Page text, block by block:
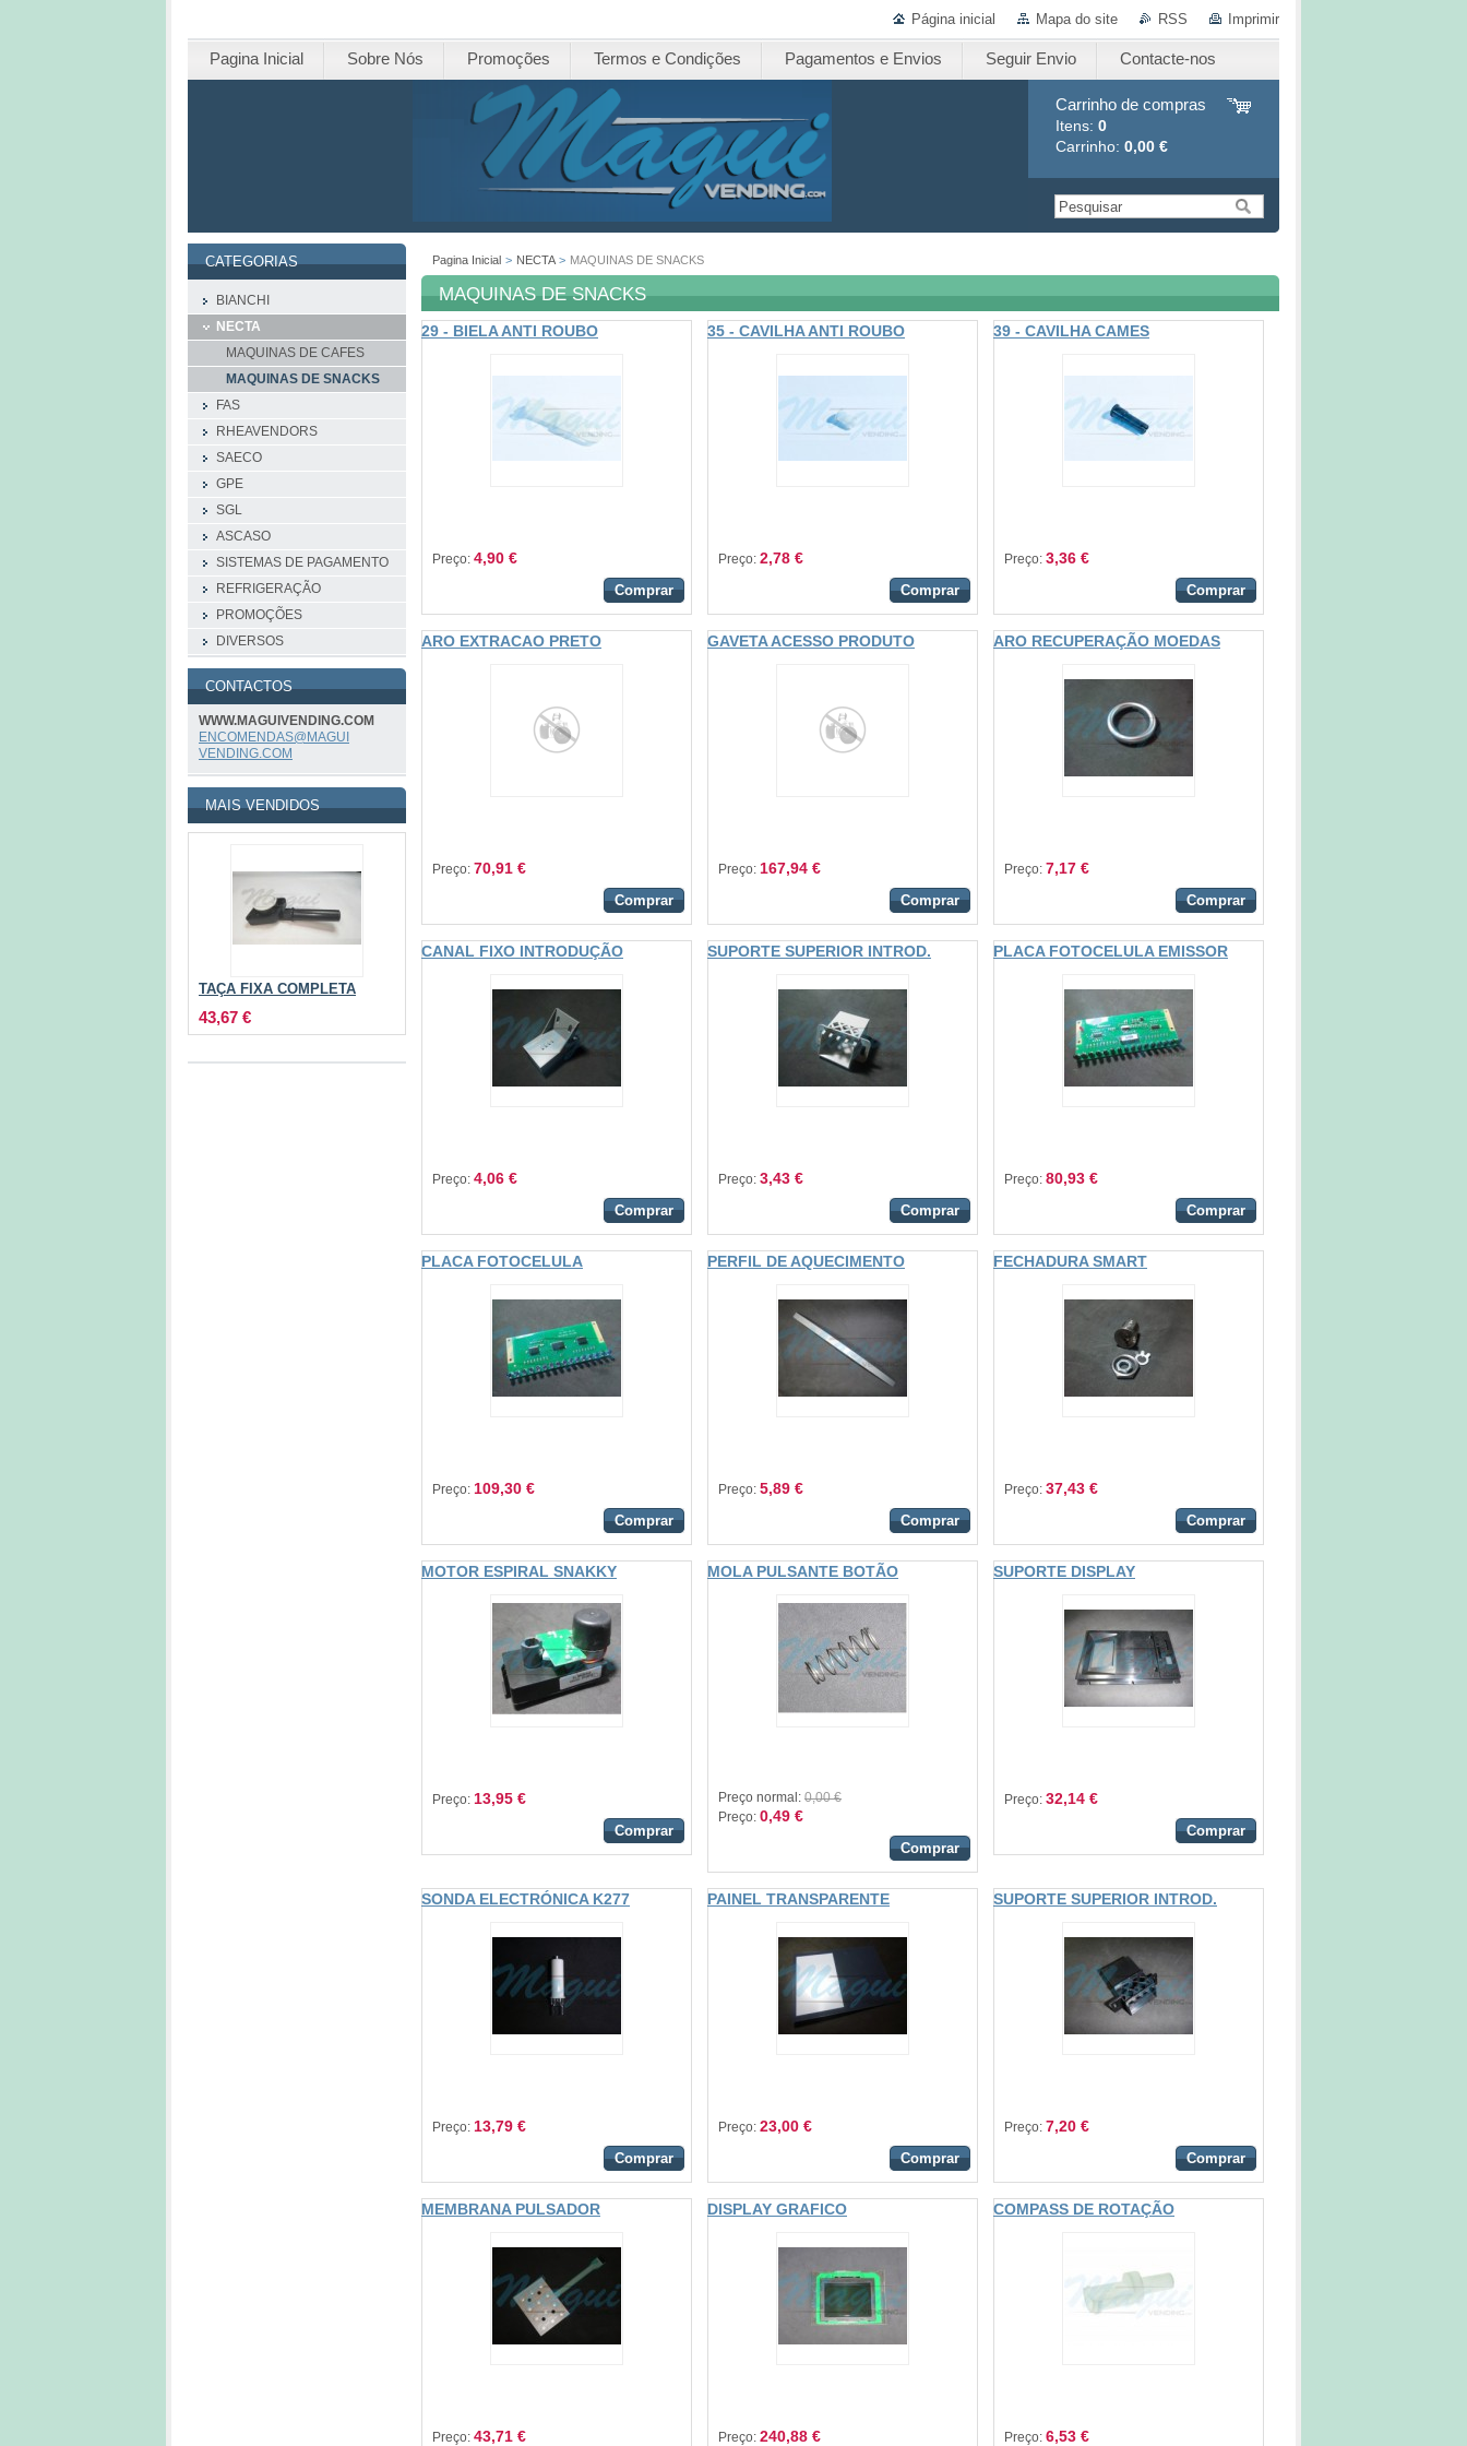
Página inicial Mapa do site RSS Imprimir
Pagina Inicial Sobre Nós Promoções Termos e Condições Pagamentos e Envios Seguir Envio Contacte-nos
Carrinho de compras
Itens: 0
Carrinho: 0,00 €
Pagina Inicial > NECTA > MAQUINAS DE SNACKS
MAQUINAS DE SNACKS
29 - BIELA ANTI ROUBO
Preço: 4,90 €
Comprar
35 - CAVILHA ANTI ROUBO
Preço: 2,78 €
Comprar
39 - CAVILHA CAMES
Preço: 3,36 €
Comprar
ARO EXTRACAO PRETO
Preço: 70,91 €
Comprar
GAVETA ACESSO PRODUTO
Preço: 167,94 €
Comprar
ARO RECUPERAÇÃO MOEDAS
Preço: 7,17 €
Comprar
CANAL FIXO INTRODUÇÃO
Preço: 4,06 €
Comprar
SUPORTE SUPERIOR INTROD.
Preço: 3,43 €
Comprar
PLACA FOTOCELULA EMISSOR
Preço: 80,93 €
Comprar
PLACA FOTOCELULA
Preço: 109,30 €
Comprar
PERFIL DE AQUECIMENTO
Preço: 5,89 €
Comprar
FECHADURA SMART
Preço: 37,43 €
Comprar
MOTOR ESPIRAL SNAKKY
Preço: 13,95 €
Comprar
MOLA PULSANTE BOTÃO
Preço normal: 0,00 €
Preço: 0,49 €
Comprar
SUPORTE DISPLAY
Preço: 32,14 €
Comprar
SONDA ELECTRÓNICA K277
Preço: 13,79 €
Comprar
PAINEL TRANSPARENTE
Preço: 23,00 €
Comprar
SUPORTE SUPERIOR INTROD.
Preço: 7,20 €
Comprar
MEMBRANA PULSADOR
Preço: 43,71 €
DISPLAY GRAFICO
Preço: 240,88 €
COMPASS DE ROTAÇÃO
Preço: 6,53 €
CATEGORIAS
BIANCHI
NECTA
MAQUINAS DE CAFES
MAQUINAS DE SNACKS
FAS
RHEAVENDORS
SAECO
GPE
SGL
ASCASO
SISTEMAS DE PAGAMENTO
REFRIGERAÇÃO
PROMOÇÕES
DIVERSOS
CONTACTOS
WWW.MAGUIVENDING.COM
ENCOMENDAS@MAGUI
VENDING. COM
MAIS VENDIDOS
TAÇA FIXA COMPLETA
43,67 €